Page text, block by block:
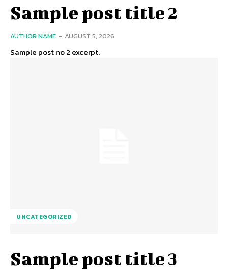
Sample post title 2
AUTHOR NAME - AUGUST 5, 2026
Sample post no 2 excerpt.
UNCATEGORIZED
Sample post title 3